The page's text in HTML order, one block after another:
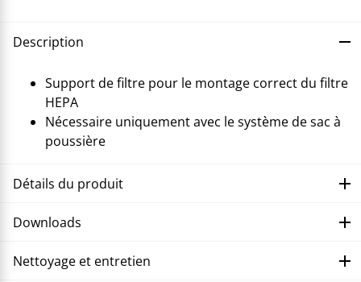
Description
Support de filtre pour le montage correct du filtre
HEPA
Nécessaire uniquement avec le système de sac à
poussière
Détails du produit
Downloads
Nettoyage et entretien